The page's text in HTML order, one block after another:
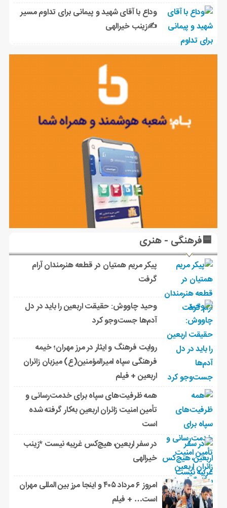
وداع با آقای شهید و پیمانی برای تداوم مسیر
✍زینب خیرالهی
🟦فرهنگی - هنری
پیکر مریم همتیان در قطعه هنرمندان آرام
گرفت
وحید چاووش: حقیقت اربعین را باید در دل
آدم‌ها جست‌وجو کرد
روایت فرهنگ و ایثار در مرز مهران؛ خیمه
فرهنگی سپاه امیرالمؤمنین(ع) میزبان زائران
اربعین + فیلم
همه ظرفیت‌های سپاه برای خدمت‌رسانی و
تأمین امنیت زائران اربعین به‌کار گرفته شده
است
در سفر اربعین، هیچ‌کس غریبه نیست *زینب
خیرالهی
امروز ۶ مرداد ۴۰۵ و اینجا مرز بین المللی مهران
است… + فیلم